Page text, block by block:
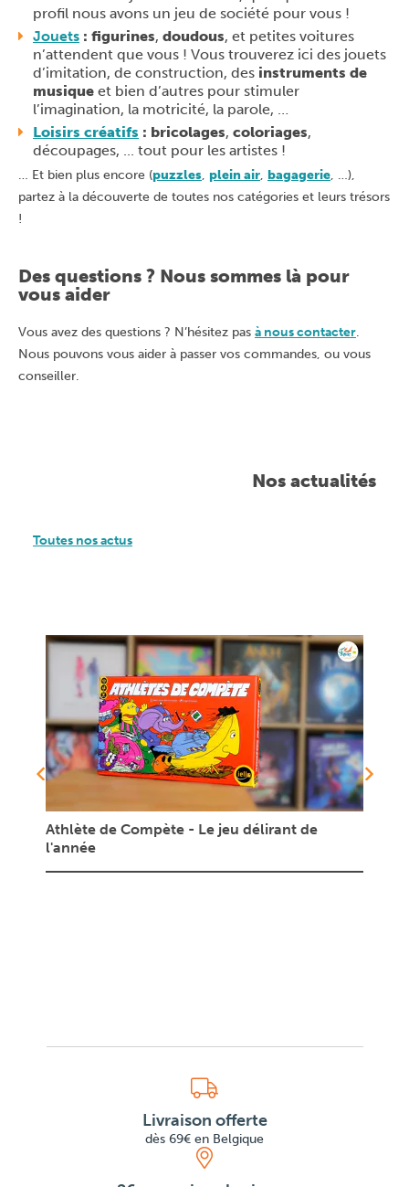
profil nous avons un jeu de société pour vous !
Jouets : figurines, doudous, et petites voitures
n’attendent que vous ! Vous trouverez ici des jouets
d’imitation, de construction, des instruments de
musique et bien d’autres pour stimuler
l’imagination, la motricité, la parole, …
Loisirs créatifs : bricolages, coloriages,
découpages, ... tout pour les artistes !
… Et bien plus encore (puzzles, plein air, bagagerie, …),
partez à la découverte de toutes nos catégories et leurs trésors
!
Des questions ? Nous sommes là pour
vous aider
Vous avez des questions ? N’hésitez pas à nous contacter.
Nous pouvons vous aider à passer vos commandes, ou vous
conseiller.
Nos actualités
Toutes nos actus
Athlète de Compète - Le jeu délirant de
l'année
Livraison offerte
dès 69€ en Belgique